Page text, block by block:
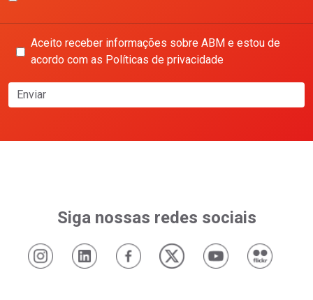
Aceito receber informações sobre ABM e estou de
acordo com as Políticas de privacidade
Enviar
Siga nossas redes sociais